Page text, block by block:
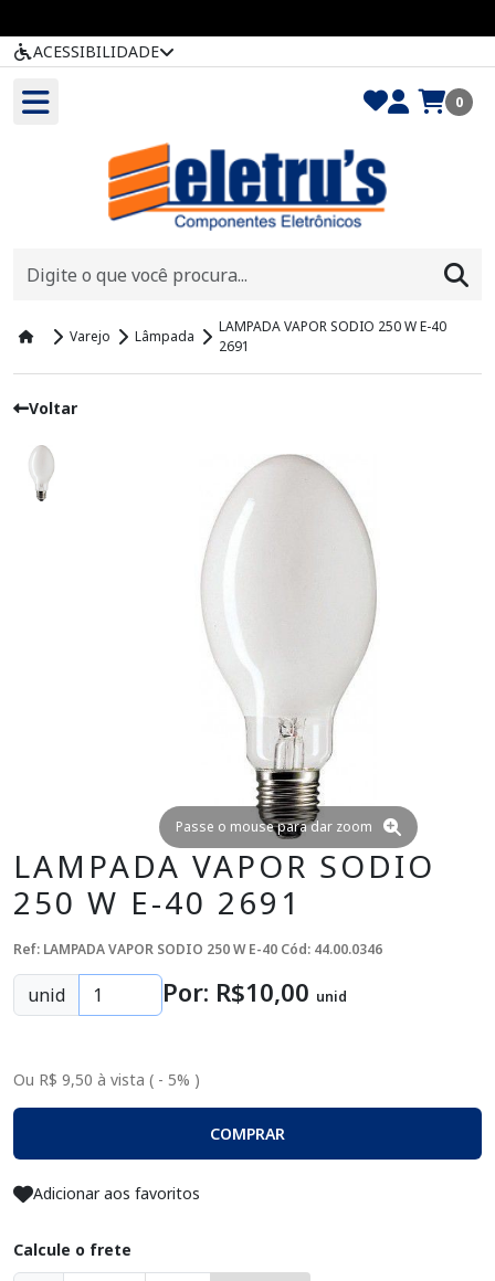
ACESSIBILIDADE
0
Varejo Lâmpada
LAMPADA VAPOR SODIO 250 W E-40
2691
Voltar
Passe o mouse para dar zoom
LAMPADA VAPOR SODIO
250 W E-40 2691
Ref: LAMPADA VAPOR SODIO 250 W E-40 Cód: 44.00.0346
unid Por: R$10,00 unid
Ou R$ 9,50 à vista ( - 5% )
COMPRAR
Adicionar aos favoritos
Calcule o frete